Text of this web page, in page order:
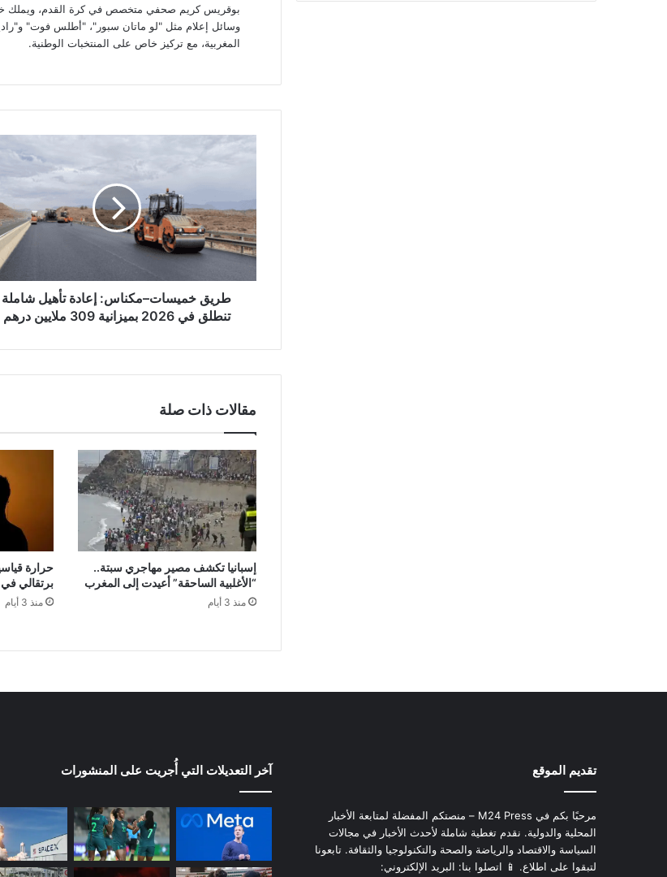
بوقريس كريم صحفي متخصص في كرة القدم، ويملك
وسائل إعلام مثل "لو ماتان سبور"، "أطلس فوت"
المغربية، مع تركيز خاص على المنتخبات الوطنية.
طريق
خميسات–
تأهيل
شاملة
تنطلق
في
2026
بميزانية
درهم
طريق خميسات–مكناس: إعادة تأهيل شاملة
تنطلق في 2026 بميزانية 309 ملايين درهم
مقالات ذات صلة
إسبانيا تكشف مصير مهاجري سبتة..
“الأغلبية الساحقة” أعيدت إلى المغرب
منذ 3 أيام
حرارة
برتقالي
منذ 3 أيام
تقديم الموقع
مرحبًا بكم في M24 Press – منصتكم المفضلة لمتابعة الأخبار
المحلية والدولية. نقدم تغطية شاملة لأحدث الأخبار في مجالات
السياسة والاقتصاد والرياضة والصحة والتكنولوجيا والثقافة. تابعونا
لتبقوا على اطلاع. 📱 اتصلوا بنا: البريد الإلكتروني:
آخر التعديلات التي أُجريت على المنشورات